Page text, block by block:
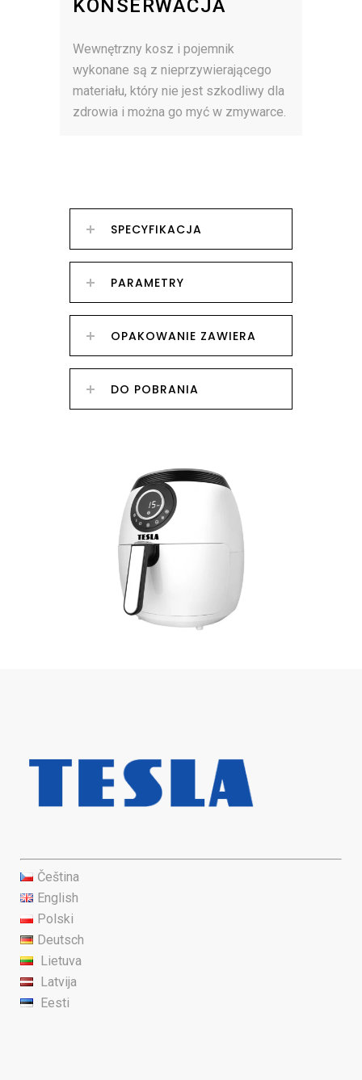
KONSERWACJA
Wewnętrzny kosz i pojemnik
wykonane są z nieprzywierającego
materiału, który nie jest szkodliwy dla
zdrowia i można go myć w zmywarce.
SPECYFIKACJA
PARAMETRY
OPAKOWANIE ZAWIERA
DO POBRANIA
Čeština
English
Polski
Deutsch
Lietuva
Latvija
Eesti